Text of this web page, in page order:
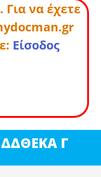
να έχετε
Είσοδος
Γ